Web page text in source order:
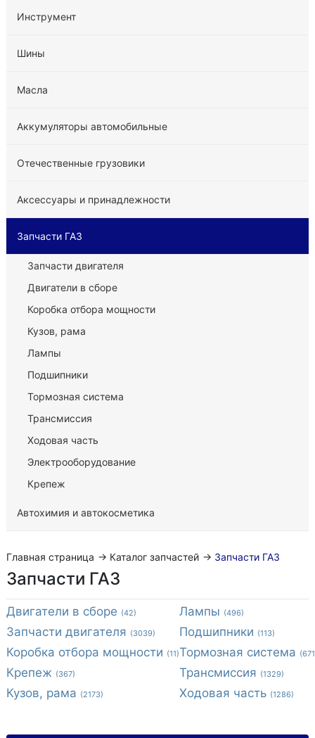
Инструмент
Шины
Масла
Аккумуляторы автомобильные
Отечественные грузовики
Аксессуары и принадлежности
Запчасти ГАЗ
Запчасти двигателя
Двигатели в сборе
Коробка отбора мощности
Кузов, рама
Лампы
Подшипники
Тормозная система
Трансмиссия
Ходовая часть
Электрооборудование
Крепеж
Автохимия и автокосметика
Главная страница → Каталог запчастей → Запчасти ГАЗ
Запчасти ГАЗ
Двигатели в сборе (42)
Запчасти двигателя (3039)
Коробка отбора мощности (11)
Крепеж (367)
Кузов, рама (2173)
Лампы (496)
Подшипники (113)
Тормозная система
Трансмиссия (1329)
Ходовая часть (1286)